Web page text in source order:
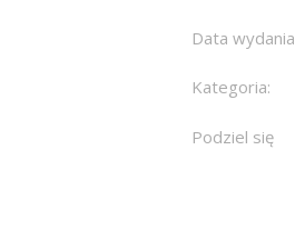
Data wydania
Kategoria:
Podziel się